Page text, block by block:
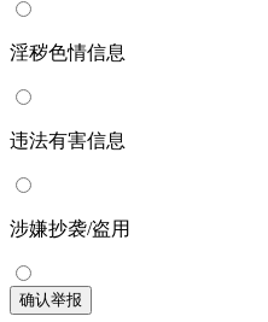
淫秽色情信息
违法有害信息
涉嫌抄袭/盗用
确认举报